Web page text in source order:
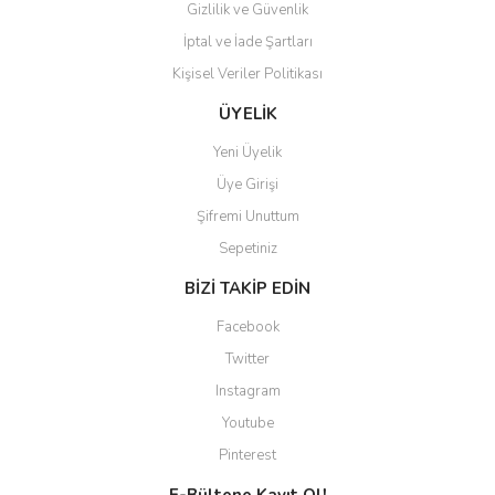
Gönder
Gizlilik ve Güvenlik
İptal ve İade Şartları
Kişisel Veriler Politikası
ÜYELİK
Yeni Üyelik
Üye Girişi
Şifremi Unuttum
Sepetiniz
BİZİ TAKİP EDİN
Facebook
Twitter
Instagram
Youtube
Pinterest